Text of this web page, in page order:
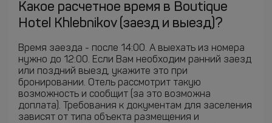
Какое расчетное время в Boutique
Hotel Khlebnikov (заезд и выезд)?
Время заезда - после 14:00. А выехать из номера
нужно до 12:00. Если Вам необходим ранний заезд
или поздний выезд, укажите это при
бронировании. Отель рассмотрит такую
возможность и сообщит (за это возможна
доплата). Требования к документам для заселения
зависят от типа объекта размещения и